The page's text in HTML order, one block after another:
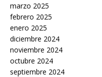
marzo 2025
febrero 2025
enero 2025
diciembre 2024
noviembre 2024
octubre 2024
septiembre 2024